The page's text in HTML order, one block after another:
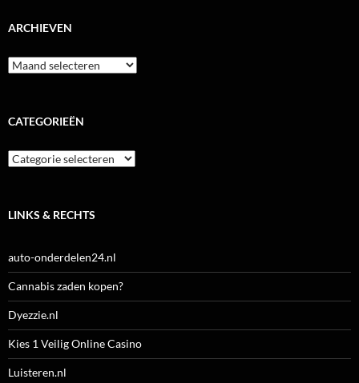
ARCHIEVEN
Archieven
CATEGORIEËN
Categorieën
LINKS & RECHTS
auto-onderdelen24.nl
Cannabis zaden kopen?
Dyezzie.nl
Kies 1 Veilig Online Casino
Luisteren.nl